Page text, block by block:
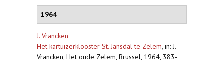
1964
J. Vrancken
Het kartuizerklooster St.-Jansdal te Zelem, in: J.
Vrancken, Het oude Zelem, Brussel, 1964, 383-